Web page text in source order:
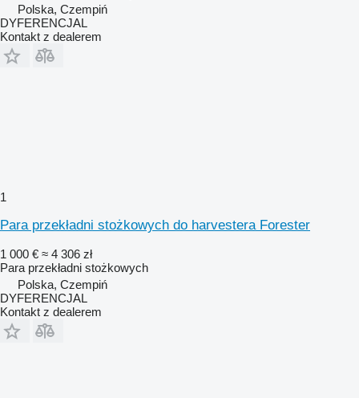
Polska, Czempiń
DYFERENCJAL
Kontakt z dealerem
1
Para przekładni stożkowych do harvestera Forester
1 000 € ≈ 4 306 zł
Para przekładni stożkowych
Polska, Czempiń
DYFERENCJAL
Kontakt z dealerem